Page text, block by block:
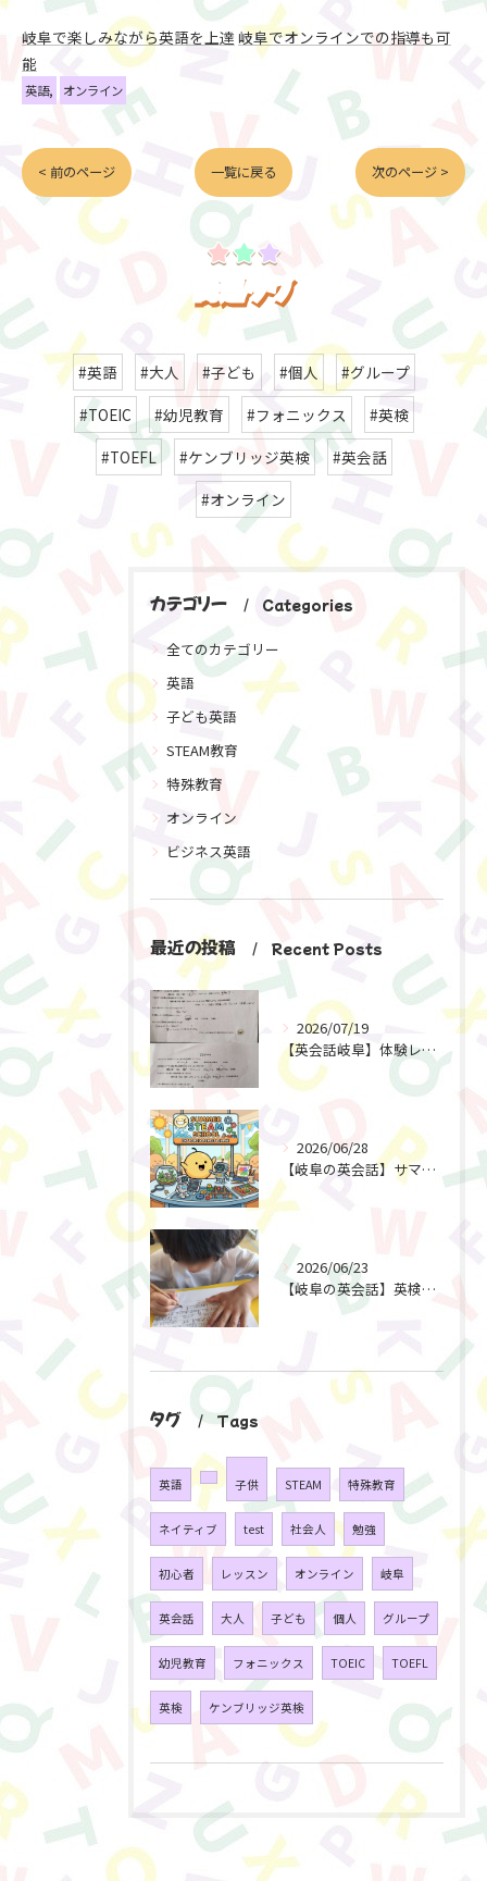
岐阜で楽しみながら英語を上達 岐阜でオンラインでの指導も可
能
英語 オンライン
< 前のページ 一覧に戻る 次のページ >
関連タグ
#英語 #大人 #子ども #個人
#グループ
#TOEIC
#幼児教育 #フォニックス
#英検
#TOEFL
#ケンブリッジ英検
#英会話
#オンライン
カテゴリー Categories
全てのカテゴリー
英語
子ども英語
STEAM教育
特殊教育
オンライン
ビジネス英語
最近の投稿 Recent Posts
2026/07/19
【英会話岐阜】体験レッスン後すぐにご予約！選ばれる理由とは？
2026/06/28
【岐阜の英会話】サマースクール2026 受付開始！
2026/06/23
【岐阜の英会話】英検対策で育てる「書く力」と「考える力」
タグ Tags
英語 子供 STEAM 特殊教育
ネイティブ test 社会人 勉強
初心者 レッスン オンライン 岐阜
英会話 大人 子ども 個人 グループ
幼児教育 フォニックス TOEIC TOEFL
英検 ケンブリッジ英検
お申し込みはこちらから